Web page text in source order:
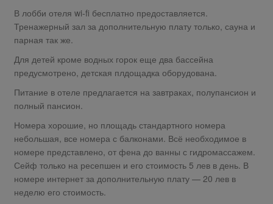
В лобби отеля wi-fi бесплатно предоставляется.
Тренажерный зал за дополнительную плату только, сауна и
парная так же.
Для детей кроме водных горок еще два бассейна
предусмотрено, детская плдощадка оборудована.
Питание в отеле предлагается на завтраках, полупансион и
полный пансион.
Номера хорошие, но площадь стандартного номера
небольшая, все номера с балконами. Всё необходимое в
номере представлено, от фена до ванны с гидромассажем.
Сейф только на ресепшен и его стоимость 5 лев в день. В
номере интернет за дополнительную плату — 20 лев в
неделю его стоимость.